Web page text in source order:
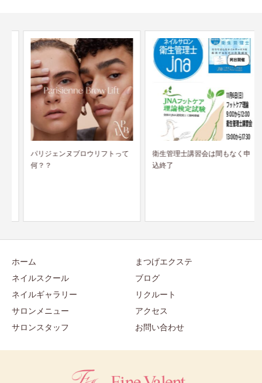
パリジェンヌブロウリフトって
何？？
衛生管理士講習会は間もなく申
込終了
ホーム
ネイルスクール
ネイルギャラリー
サロンメニュー
サロンスタッフ
まつげエクステ
ブログ
リクルート
アクセス
お問い合わせ